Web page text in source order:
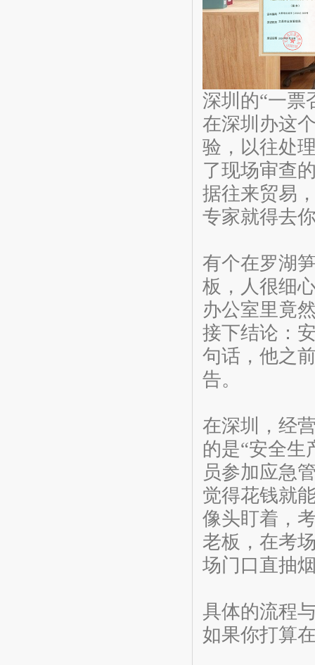
深圳的“一票
在深圳办这
验，以往处
了现场审查
据往来贸易
专家就得去
有个在罗湖
板，人很细
办公室里竟
接下结论：
句话，他之
告。
在深圳，经
的是“安全生
员参加应急
觉得花钱就
像头盯着，
老板，在考
场门口直抽
具体的流程
如果你打算